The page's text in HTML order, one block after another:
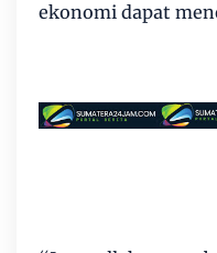
ekonomi dapat